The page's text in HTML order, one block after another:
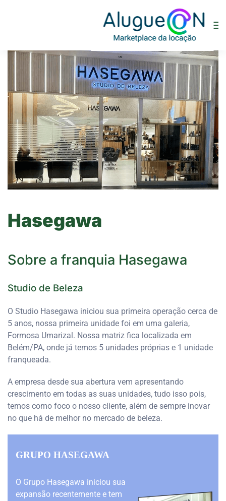
Hasegawa
Sobre a franquia Hasegawa
Studio de Beleza
O Studio Hasegawa iniciou sua primeira operação cerca de
5 anos, nossa primeira unidade foi em uma galeria,
Formosa Umarizal. Nossa matriz fica localizada em
Belém/PA, onde já temos 5 unidades próprias e 1 unidade
franqueada.
A empresa desde sua abertura vem apresentando
crescimento em todas as suas unidades, tudo isso pois,
temos como foco o nosso cliente, além de sempre inovar
no que há de melhor no mercado de beleza.
GRUPO HASEGAWA
O Grupo Hasegawa iniciou sua
expansão recentemente e tem